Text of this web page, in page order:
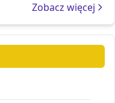
Zobacz więcej